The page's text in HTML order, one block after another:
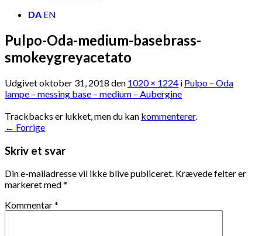
DA EN
Pulpo-Oda-medium-basebrass-
smokeygreyacetato
Udgivetoktober 31, 2018 den 1020 × 1224 i Pulpo – Oda
lampe – messing base – medium – Aubergine
Trackbacks er lukket, men du kan kommenterer.
← Forrige
Skriv et svar
Din e-mailadresse vil ikke blive publiceret. Krævede felter er
markeret med*
Kommentar*